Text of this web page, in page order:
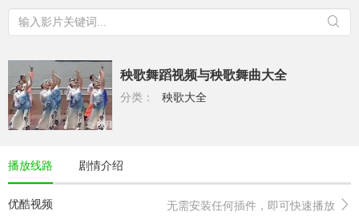
秧歌舞蹈视频与秧歌舞曲大全
分类： 秧歌大全
播放线路 剧情介绍
优酷视频 无需安装任何插件，即可快速播放